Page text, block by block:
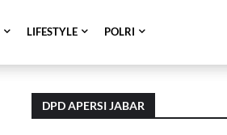
LIFESTYLE POLRI
DPD APERSI JABAR